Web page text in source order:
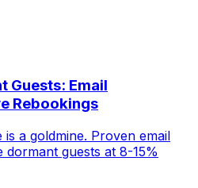
Guests: Email
Rebookings
a goldmine. Proven email
dormant guests at 8-15%